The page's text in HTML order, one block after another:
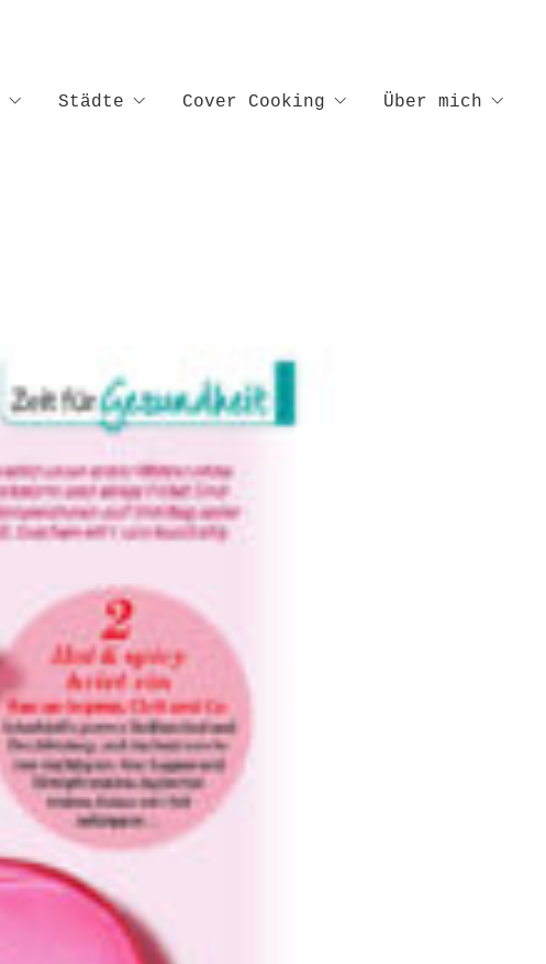
Städte Cover Cooking Über mich